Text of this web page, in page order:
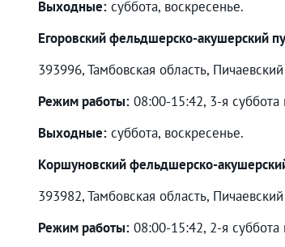
Выходные: суббота, воскресенье.
Егоровский фельдшерско-акушерский
393996, Тамбовская область,
Режим работы: 08:00-15:42, 3-я
Выходные: суббота, воскресенье.
Коршуновский фельдшерско-
393982, Тамбовская область,
Режим работы: 08:00-15:42, 2-я